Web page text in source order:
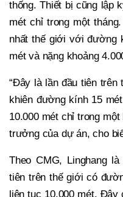
thống. Thiết bị cũng lập
mét chỉ trong một
nhất thế giới với đường
mét và nặng khoảng
“Đây là lần đầu tiên trên
khiên đường kính 15
10.000 mét chỉ trong
trưởng của dự án, cho
Theo CMG, Linghang
tiên trên thế giới có
liên tục 10.000 mét. Đây